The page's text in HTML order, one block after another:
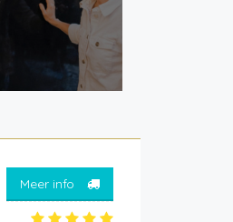
Meer info